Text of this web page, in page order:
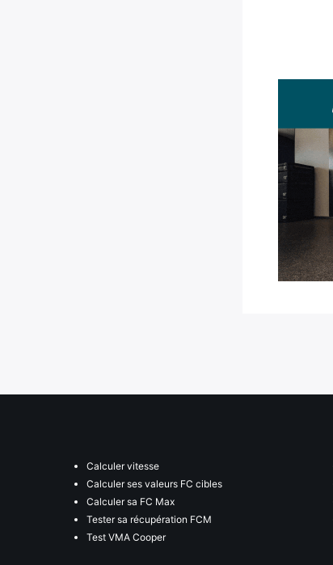
Calculer vitesse
Calculer ses valeurs FC cibles
Calculer sa FC Max
Tester sa récupération FCM
Test VMA Cooper